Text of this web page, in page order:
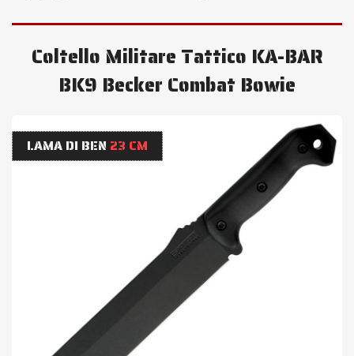
Coltello Militare Tattico KA-BAR
BK9 Becker Combat Bowie
LAMA DI BEN 23 CM